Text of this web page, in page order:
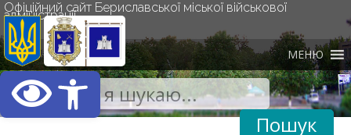
Відкрити Панель
Офіційний сайт Бериславської міської військової
адміністрації
МЕНЮ